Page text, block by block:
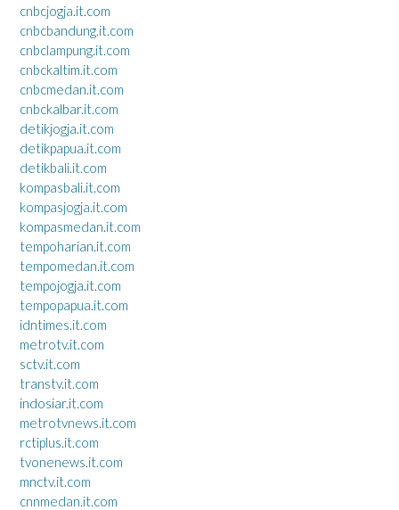
cnbcjogja.it.com
cnbcbandung.it.com
cnbclampung.it.com
cnbckaltim.it.com
cnbcmedan.it.com
cnbckalbar.it.com
detikjogja.it.com
detikpapua.it.com
detikbali.it.com
kompasbali.it.com
kompasjogja.it.com
kompasmedan.it.com
tempoharian.it.com
tempomedan.it.com
tempojogja.it.com
tempopapua.it.com
idntimes.it.com
metrotv.it.com
sctv.it.com
transtv.it.com
indosiar.it.com
metrotvnews.it.com
rctiplus.it.com
tvonenews.it.com
mnctv.it.com
cnnmedan.it.com